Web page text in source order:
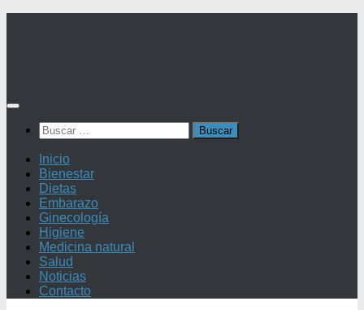
Buscar:
Inicio
Bienestar
Dietas
Embarazo
Ginecología
Higiene
Medicina natural
Salud
Noticias
Contacto